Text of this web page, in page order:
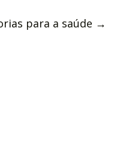
para a saúde →